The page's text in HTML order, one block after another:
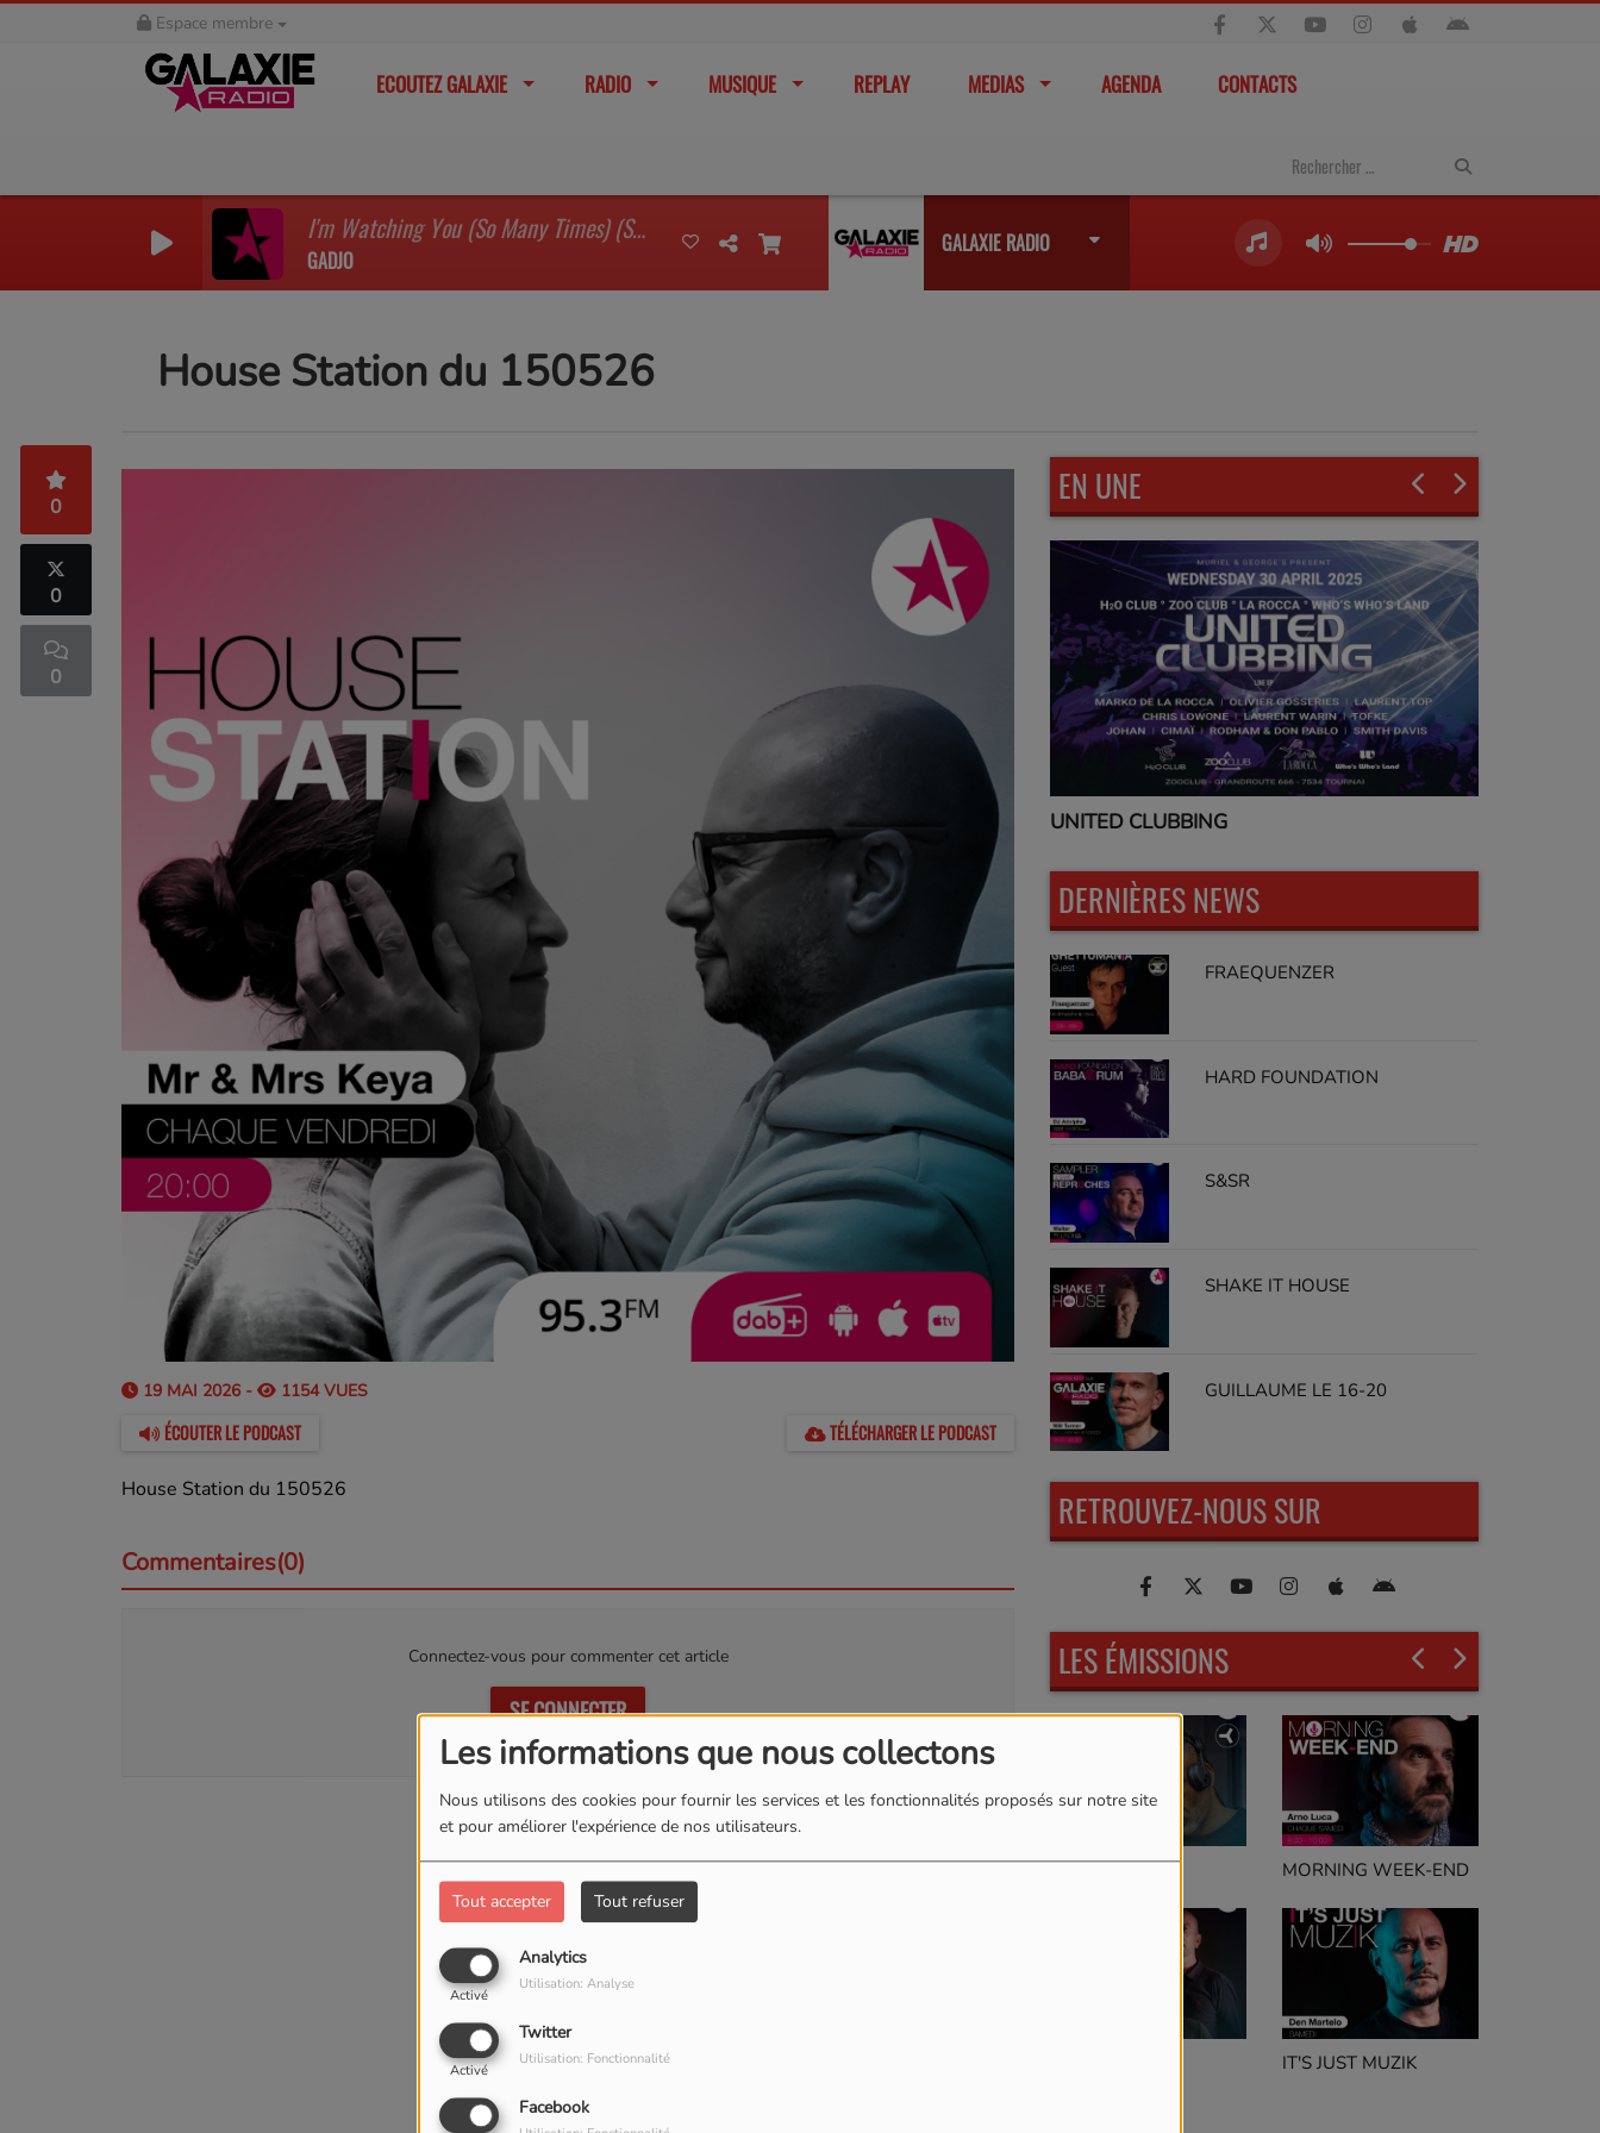
Les informations que nous collectons
Nous utilisons des cookies pour fournir les services et les fonctionnalités proposés sur notre site
et pour améliorer l'expérience de nos utilisateurs.
Tout accepter Tout refuser
Analytics
Activé
Utilisation: Analyse
Twitter
Activé
Utilisation: Fonctionnalité
Facebook
Espace membre
ECOUTEZ GALAXIE RADIO MUSIQUE REPLAY MEDIAS AGENDA CONTACTS
I'm Watching You (So Many Times) (Sean Finn Remix)
GADJO
GALAXIE RADIO
House Station du 150526
0
0
0
19 MAI 2026 - 1154 VUES
ÉCOUTER LE PODCAST TÉLÉCHARGER LE PODCAST
House Station du 150526
Commentaires(0)
Connectez-vous pour commenter cet article
SE CONNECTER
EN UNE
UNITED CLUBBING UNITED CLUBBING UNITED CLUBBING
DERNIÈRES NEWS
FRAEQUENZER
HARD FOUNDATION
S&SR
SHAKE IT HOUSE
GUILLAUME LE 16-20
RETROUVEZ-NOUS SUR
LES ÉMISSIONS
Kultur Wave ALERTE NOIRE MORNING WEEK-END
IT'S JUST MUZIK